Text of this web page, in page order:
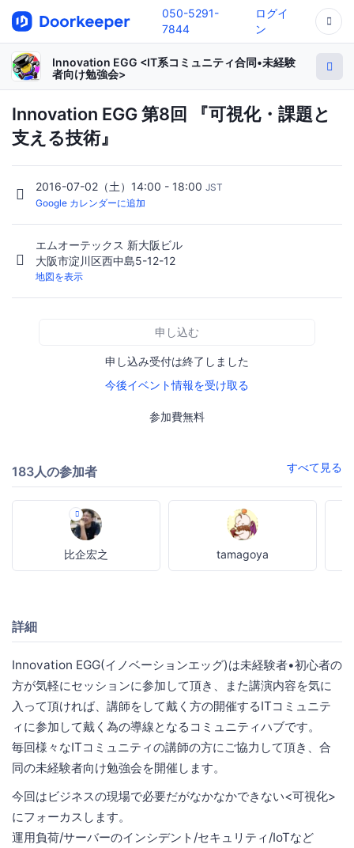
050-5291-
7844
ログイ
ン
Innovation EGG <IT系コミュニティ合同•未経験
者向け勉強会>
Innovation EGG 第8回 『可視化・課題と
支える技術』
2016-07-02（土）14:00 - 18:00 JST
Google カレンダーに追加
エムオーテックス 新大阪ビル
大阪市淀川区西中島5-12-12
地図を表示
申し込む
申し込み受付は終了しました
今後イベント情報を受け取る
参加費無料
183人の参加者 すべて見る
比企宏之 tamagoya
詳細
Innovation EGG(イノベーションエッグ)は未経験者•初心者の
方が気軽にセッションに参加して頂き、また講演内容を気に
入って頂ければ、講師をして戴く方の開催するITコミュニテ
ィに参加して戴く為の導線となるコミュニティハブです。
毎回様々なITコミュニティの講師の方にご協力して頂き、合
同の未経験者向け勉強会を開催します。
今回はビジネスの現場で必要だがなかなかできない<可視化>
にフォーカスします。
運用負荷/サーバーのインシデント/セキュリティ/IoTなど